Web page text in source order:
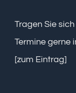
Tragen Sie
Termine gerne
[zum Eintrag]